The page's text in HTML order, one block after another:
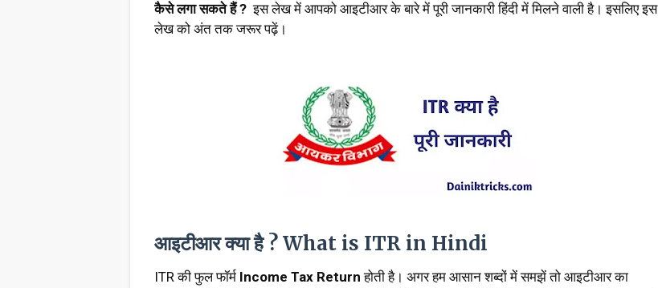
कैसे लगा सकते हैं ? इस लेख में आपको आइटीआर के बारे में पूरी जानकारी हिंदी में मिलने वाली है। इसलिए इस
लेख को अंत तक जरूर पढ़ें।
आइटीआर क्या है ? What is ITR in Hindi
ITR की फुल फॉर्म Income Tax Return होती है। अगर हम आसान शब्दों में समझें तो आइटीआर का